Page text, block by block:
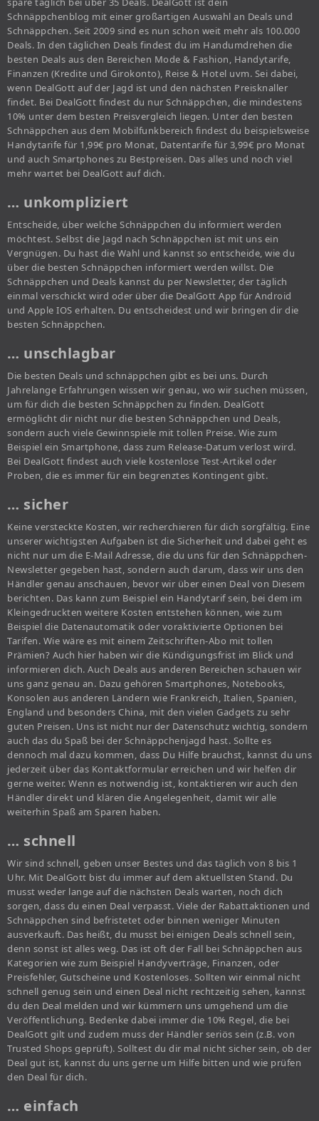
Schnäppchenblog mit einer großartigen Auswahl an Deals und
Schnäppchen. Seit 2009 sind es nun schon weit mehr als 100.000
Deals. In den täglichen Deals findest du im Handumdrehen die
besten Deals aus den Bereichen Mode & Fashion, Handytarife,
Finanzen (Kredite und Girokonto), Reise & Hotel uvm. Sei dabei,
wenn DealGott auf der Jagd ist und den nächsten Preisknaller
findet. Bei DealGott findest du nur Schnäppchen, die mindestens
10% unter dem besten Preisvergleich liegen. Unter den besten
Schnäppchen aus dem Mobilfunkbereich findest du beispielsweise
Handytarife für 1,99€ pro Monat, Datentarife für 3,99€ pro Monat
und auch Smartphones zu Bestpreisen. Das alles und noch viel
mehr wartet bei DealGott auf dich.
… unkompliziert
Entscheide, über welche Schnäppchen du informiert werden
möchtest. Selbst die Jagd nach Schnäppchen ist mit uns ein
Vergnügen. Du hast die Wahl und kannst so entscheide, wie du
über die besten Schnäppchen informiert werden willst. Die
Schnäppchen und Deals kannst du per Newsletter, der täglich
einmal verschickt wird oder über die DealGott App für Android
und Apple IOS erhalten. Du entscheidest und wir bringen dir die
besten Schnäppchen.
… unschlagbar
Die besten Deals und schnäppchen gibt es bei uns. Durch
Jahrelange Erfahrungen wissen wir genau, wo wir suchen müssen,
um für dich die besten Schnäppchen zu finden. DealGott
ermöglicht dir nicht nur die besten Schnäppchen und Deals,
sondern auch viele Gewinnspiele mit tollen Preise. Wie zum
Beispiel ein Smartphone, dass zum Release-Datum verlost wird.
Bei DealGott findest auch viele kostenlose Test-Artikel oder
Proben, die es immer für ein begrenztes Kontingent gibt.
… sicher
Keine versteckte Kosten, wir recherchieren für dich sorgfältig. Eine
unserer wichtigsten Aufgaben ist die Sicherheit und dabei geht es
nicht nur um die E-Mail Adresse, die du uns für den Schnäppchen-
Newsletter gegeben hast, sondern auch darum, dass wir uns den
Händler genau anschauen, bevor wir über einen Deal von Diesem
berichten. Das kann zum Beispiel ein Handytarif sein, bei dem im
Kleingedruckten weitere Kosten entstehen können, wie zum
Beispiel die Datenautomatik oder voraktivierte Optionen bei
Tarifen. Wie wäre es mit einem Zeitschriften-Abo mit tollen
Prämien? Auch hier haben wir die Kündigungsfrist im Blick und
informieren dich. Auch Deals aus anderen Bereichen schauen wir
uns ganz genau an. Dazu gehören Smartphones, Notebooks,
Konsolen aus anderen Ländern wie Frankreich, Italien, Spanien,
England und besonders China, mit den vielen Gadgets zu sehr
guten Preisen. Uns ist nicht nur der Datenschutz wichtig, sondern
auch das du Spaß bei der Schnäppchenjagd hast. Sollte es
dennoch mal dazu kommen, dass Du Hilfe brauchst, kannst du uns
jederzeit über das Kontaktformular erreichen und wir helfen dir
gerne weiter. Wenn es notwendig ist, kontaktieren wir auch den
Händler direkt und klären die Angelegenheit, damit wir alle
weiterhin Spaß am Sparen haben.
… schnell
Wir sind schnell, geben unser Bestes und das täglich von 8 bis 1
Uhr. Mit DealGott bist du immer auf dem aktuellsten Stand. Du
musst weder lange auf die nächsten Deals warten, noch dich
sorgen, dass du einen Deal verpasst. Viele der Rabattaktionen und
Schnäppchen sind befristetet oder binnen weniger Minuten
ausverkauft. Das heißt, du musst bei einigen Deals schnell sein,
denn sonst ist alles weg. Das ist oft der Fall bei Schnäppchen aus
Kategorien wie zum Beispiel Handyverträge, Finanzen, oder
Preisfehler, Gutscheine und Kostenloses. Sollten wir einmal nicht
schnell genug sein und einen Deal nicht rechtzeitig sehen, kannst
du den Deal melden und wir kümmern uns umgehend um die
Veröffentlichung. Bedenke dabei immer die 10% Regel, die bei
DealGott gilt und zudem muss der Händler seriös sein (z.B. von
Trusted Shops geprüft). Solltest du dir mal nicht sicher sein, ob der
Deal gut ist, kannst du uns gerne um Hilfe bitten und wie prüfen
den Deal für dich.
… einfach